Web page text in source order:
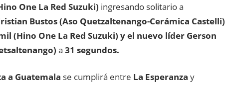
One La Red Suzuki) ingresando solitario a
Bustos (Aso Quetzaltenango-Cerámica Castelli)
(Hino One La Red Suzuki) y el nuevo líder Gerson
a 31 segundos.
a Guatemala se cumplirá entre La Esperanza y